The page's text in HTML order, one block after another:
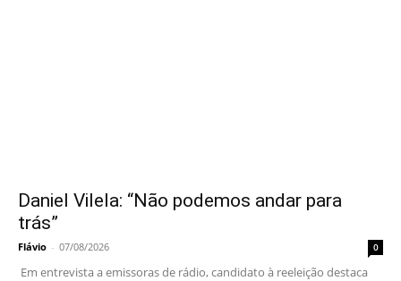
Daniel Vilela: “Não podemos andar para
trás”
Flávio - 07/08/2026 0
Em entrevista a emissoras de rádio, candidato à reeleição destaca